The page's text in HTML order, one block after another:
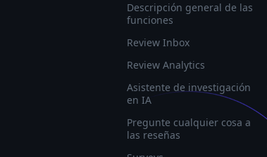
Descripción general de las
funciones
Review Inbox
Review Analytics
Asistente de investigación
en IA
Pregunte cualquier cosa a
las reseñas